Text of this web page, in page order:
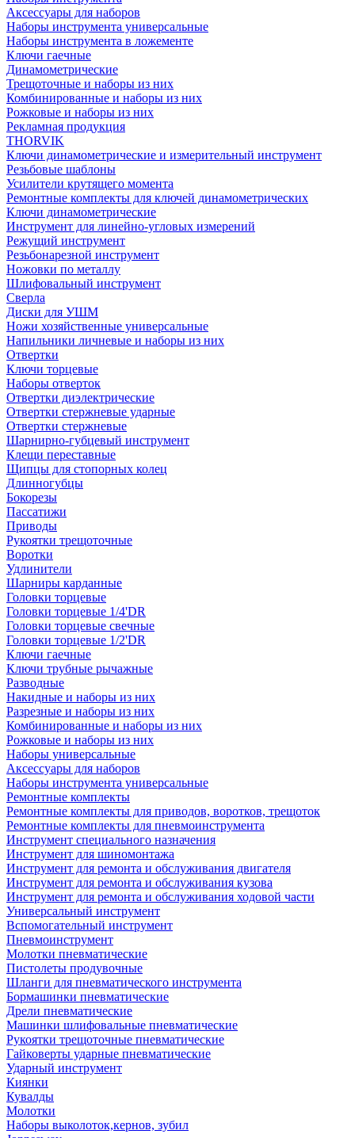
Аксессуары для наборов
Наборы инструмента универсальные
Наборы инструмента в ложементе
Ключи гаечные
Динамометрические
Трещоточные и наборы из них
Комбинированные и наборы из них
Рожковые и наборы из них
Рекламная продукция
THORVIK
Ключи динамометрические и измерительный инструмент
Резьбовые шаблоны
Усилители крутящего момента
Ремонтные комплекты для ключей динамометрических
Ключи динамометрические
Инструмент для линейно-угловых измерений
Режущий инструмент
Резьбонарезной инструмент
Ножовки по металлу
Шлифовальный инструмент
Сверла
Диски для УШМ
Ножи хозяйственные универсальные
Напильники личневые и наборы из них
Отвертки
Ключи торцевые
Наборы отверток
Отвертки диэлектрические
Отвертки стержневые ударные
Отвертки стержневые
Шарнирно-губцевый инструмент
Клещи переставные
Щипцы для стопорных колец
Длинногубцы
Бокорезы
Пассатижи
Приводы
Рукоятки трещоточные
Воротки
Удлинители
Шарниры карданные
Головки торцевые
Головки торцевые 1/4'DR
Головки торцевые свечные
Головки торцевые 1/2'DR
Ключи гаечные
Ключи трубные рычажные
Разводные
Накидные и наборы из них
Разрезные и наборы из них
Комбинированные и наборы из них
Рожковые и наборы из них
Наборы универсальные
Аксессуары для наборов
Наборы инструмента универсальные
Ремонтные комплекты
Ремонтные комплекты для приводов, воротков, трещоток
Ремонтные комплекты для пневмоинструмента
Инструмент специального назначения
Инструмент для шиномонтажа
Инструмент для ремонта и обслуживания двигателя
Инструмент для ремонта и обслуживания кузова
Инструмент для ремонта и обслуживания ходовой части
Универсальный инструмент
Вспомогательный инструмент
Пневмоинструмент
Молотки пневматические
Пистолеты продувочные
Шланги для пневматического инструмента
Бормашинки пневматические
Дрели пневматические
Машинки шлифовальные пневматические
Рукоятки трещоточные пневматические
Гайковерты ударные пневматические
Ударный инструмент
Киянки
Кувалды
Молотки
Наборы выколоток,кернов, зубил